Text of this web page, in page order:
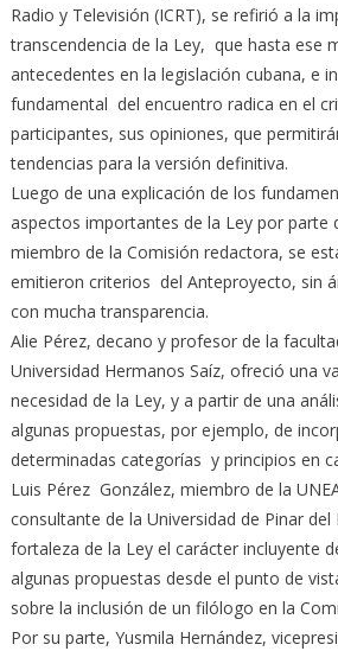
Radio y Televisión (ICRT), se refirió a la
transcendencia de la Ley, que hasta ese
antecedentes en la legislación cubana, e
fundamental del encuentro radica en el
participantes, sus opiniones, que
tendencias para la versión definitiva.
Luego de una explicación de los
aspectos importantes de la Ley por parte
miembro de la Comisión redactora, se
emitieron criterios del Anteproyecto, sin
con mucha transparencia.
Alie Pérez, decano y profesor de la
Universidad Hermanos Saíz, ofreció una
necesidad de la Ley, y a partir de una
algunas propuestas, por ejemplo, de
determinadas categorías y principios en
Luis Pérez González, miembro de la
consultante de la Universidad de Pinar del
fortaleza de la Ley el carácter incluyente
algunas propuestas desde el punto de
sobre la inclusión de un filólogo en la
Por su parte, Yusmila Hernández,